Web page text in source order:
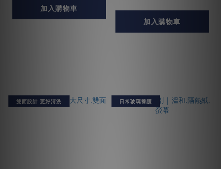
加入購物車
加入購物車
雙面設計 更好清洗 日常玻璃養護